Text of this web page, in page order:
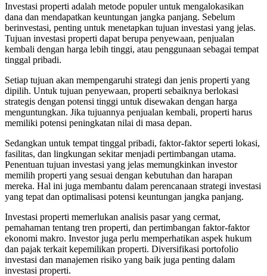
Investasi properti adalah metode populer untuk mengalokasikan
dana dan mendapatkan keuntungan jangka panjang. Sebelum
berinvestasi, penting untuk menetapkan tujuan investasi yang jelas.
Tujuan investasi properti dapat berupa penyewaan, penjualan
kembali dengan harga lebih tinggi, atau penggunaan sebagai tempat
tinggal pribadi.
Setiap tujuan akan mempengaruhi strategi dan jenis properti yang
dipilih. Untuk tujuan penyewaan, properti sebaiknya berlokasi
strategis dengan potensi tinggi untuk disewakan dengan harga
menguntungkan. Jika tujuannya penjualan kembali, properti harus
memiliki potensi peningkatan nilai di masa depan.
Sedangkan untuk tempat tinggal pribadi, faktor-faktor seperti lokasi,
fasilitas, dan lingkungan sekitar menjadi pertimbangan utama.
Penentuan tujuan investasi yang jelas memungkinkan investor
memilih properti yang sesuai dengan kebutuhan dan harapan
mereka. Hal ini juga membantu dalam perencanaan strategi investasi
yang tepat dan optimalisasi potensi keuntungan jangka panjang.
Investasi properti memerlukan analisis pasar yang cermat,
pemahaman tentang tren properti, dan pertimbangan faktor-faktor
ekonomi makro. Investor juga perlu memperhatikan aspek hukum
dan pajak terkait kepemilikan properti. Diversifikasi portofolio
investasi dan manajemen risiko yang baik juga penting dalam
investasi properti.